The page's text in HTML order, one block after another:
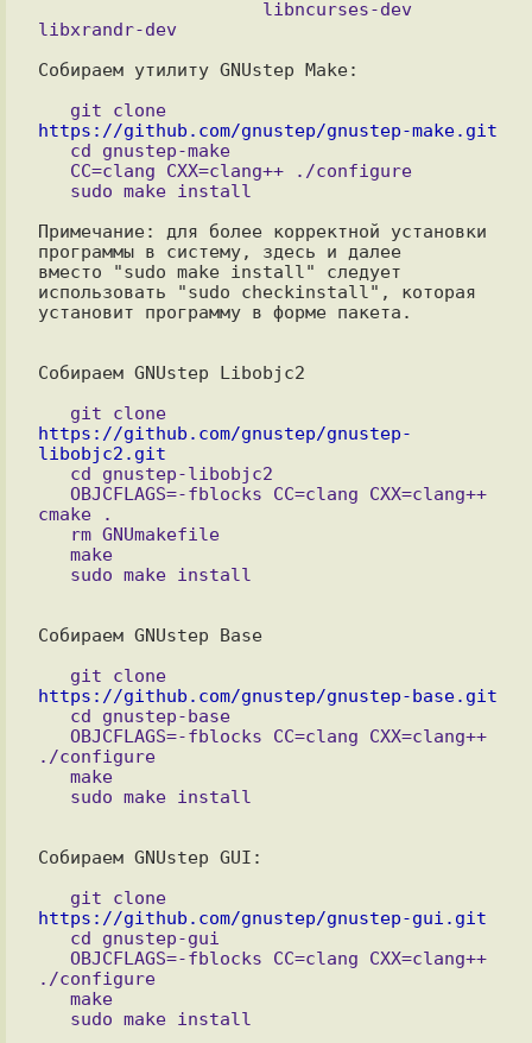
libxrandr-dev
Собираем утилиту GNUstep Make:
   git clone
https://github.com/gnustep/gnustep-make.git
Примечание: для более корректной установки
программы в систему, здесь и далее
вместо "sudo make install" следует
использовать "sudo checkinstall", которая
установит программу в форме пакета.
Собираем GNUstep Libobjc2
   git clone
https://github.com/gnustep/gnustep-
libobjc2.git
cmake .
Собираем GNUstep Base
   git clone
https://github.com/gnustep/gnustep-base.git
./configure
Собираем GNUstep GUI:
   git clone
https://github.com/gnustep/gnustep-gui.git
./configure